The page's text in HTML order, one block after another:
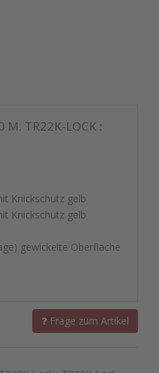
M. TR22K-LOCK :
Knickschutz gelb
Knickschutz gelb
gewickelte Oberfläche
Frage zum Artikel